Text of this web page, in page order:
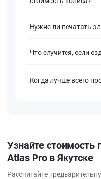
Нужно ли печатать
Что случится, если
Когда лучше всего
Узнайте стоимость
Atlas Pro в Якутске
Рассчитайте